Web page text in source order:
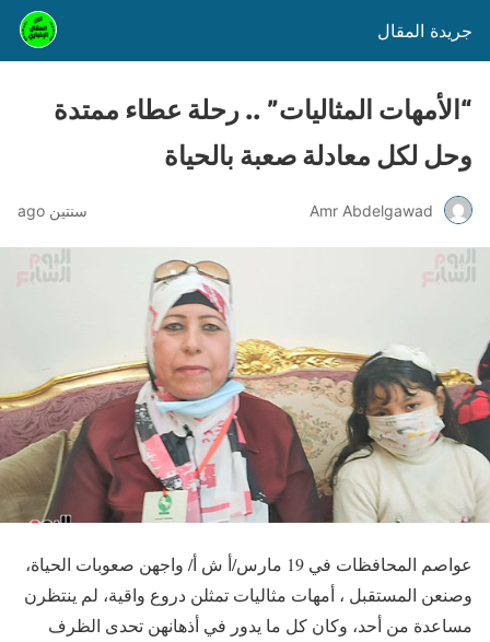
جريدة المقال
“الأمهات المثاليات” .. رحلة عطاء ممتدة
وحل لكل معادلة صعبة بالحياة
Amr Abdelgawad سنتين ago
عواصم المحافظات في 19 مارس/أ ش أ/ واجهن صعوبات الحياة،
وصنعن المستقبل ، أمهات مثاليات تمثلن دروع واقية، لم ينتظرن
مساعدة من أحد، وكان كل ما يدور في أذهانهن تحدى الظرف